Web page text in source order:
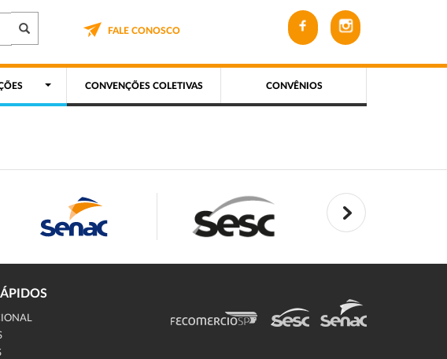
FALE CONOSCO
CONVENÇÕES COLETIVAS CONVÊNIOS